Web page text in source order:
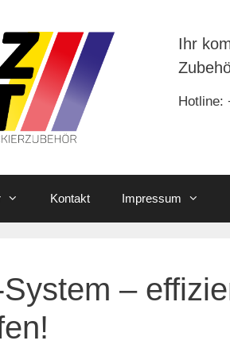
Ihr
Hotline:
Kontakt Impressum
–